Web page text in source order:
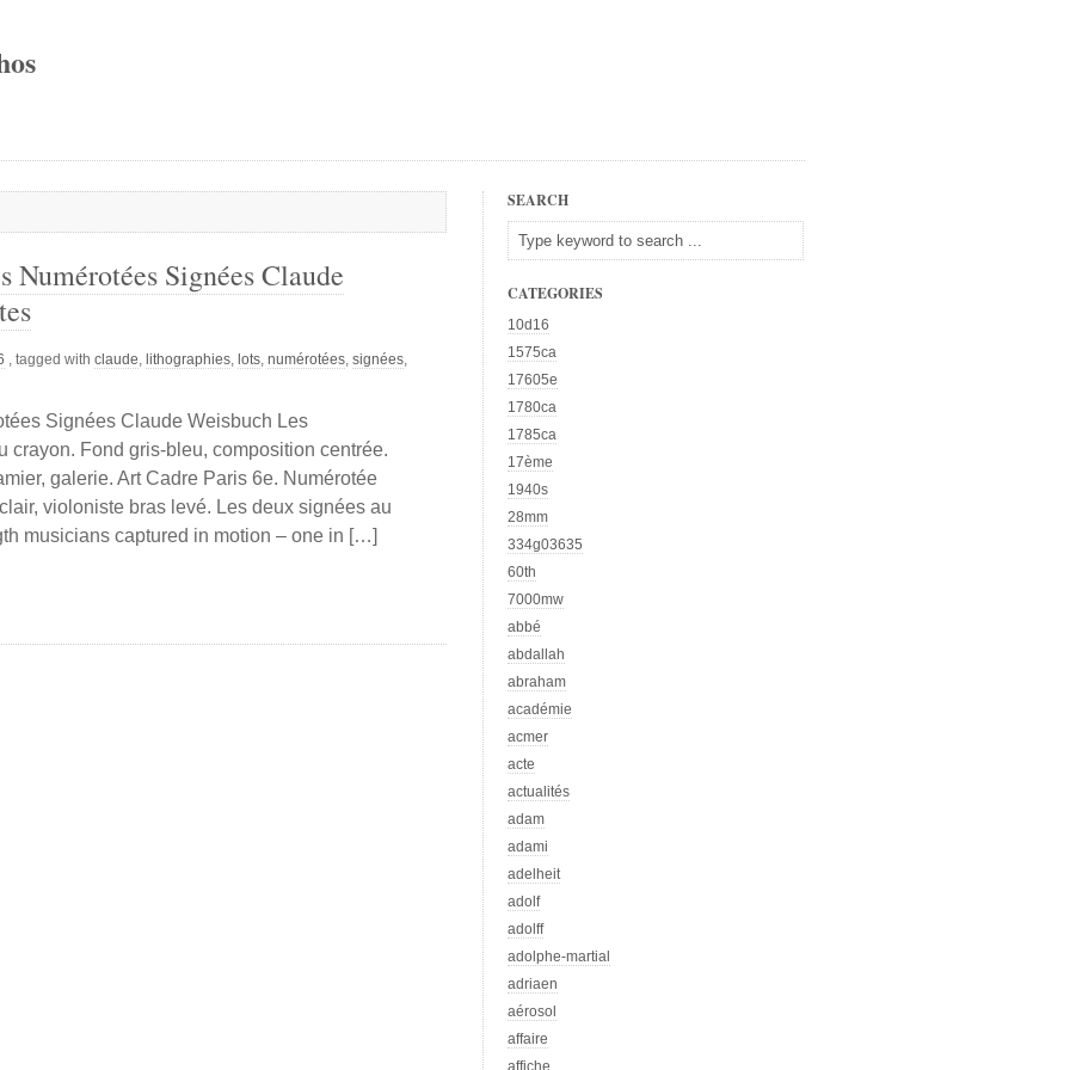
Signées Claude
, tagged with claude, lithographies, lots, numérotées, signées,
Signées Claude Weisbuch Les
crayon. Fond gris-bleu, composition centrée.
galerie. Art Cadre Paris 6e. Numérotée
violoniste bras levé. Les deux signées au
musicians captured in motion – one in […]
SEARCH
CATEGORIES
10d16
1575ca
17605e
1780ca
1785ca
17ème
1940s
28mm
334g03635
60th
7000mw
abbé
abdallah
abraham
académie
acmer
acte
actualités
adam
adami
adelheit
adolf
adolff
adolphe-martial
adriaen
aérosol
affaire
affiche